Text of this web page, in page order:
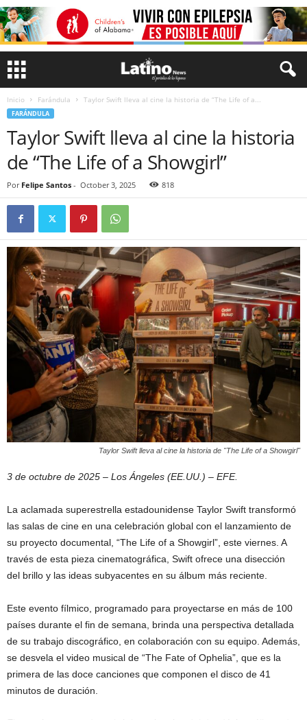
Inicio Farándula Taylor Swift lleva al cine la historia de “The Life of a...
FARÁNDULA
Taylor Swift lleva al cine la historia
de “The Life of a Showgirl”
Por Felipe Santos - October 3, 2025 818
Taylor Swift lleva al cine la historia de "The Life of a Showgirl"
3 de octubre de 2025 – Los Ángeles (EE.UU.) – EFE.
La aclamada superestrella estadounidense Taylor Swift transformó
las salas de cine en una celebración global con el lanzamiento de
su proyecto documental, “The Life of a Showgirl”, este viernes. A
través de esta pieza cinematográfica, Swift ofrece una disección
del brillo y las ideas subyacentes en su álbum más reciente.
Este evento fílmico, programado para proyectarse en más de 100
países durante el fin de semana, brinda una perspectiva detallada
de su trabajo discográfico, en colaboración con su equipo. Además,
se desvela el video musical de “The Fate of Ophelia”, que es la
primera de las doce canciones que componen el disco de 41
minutos de duración.